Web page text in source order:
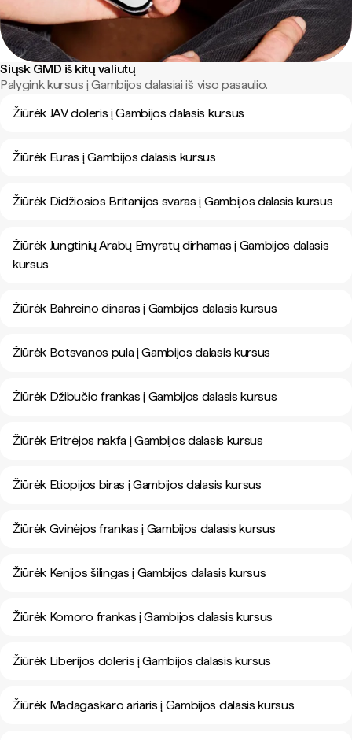
Siųsk GMD iš kitų valiutų
Palygink kursus į Gambijos dalasiai iš viso pasaulio.
Žiūrėk JAV doleris į Gambijos dalasis kursus
Žiūrėk Euras į Gambijos dalasis kursus
Žiūrėk Didžiosios Britanijos svaras į Gambijos dalasis kursus
Žiūrėk Jungtinių Arabų Emyratų dirhamas į Gambijos dalasis
kursus
Žiūrėk Bahreino dinaras į Gambijos dalasis kursus
Žiūrėk Botsvanos pula į Gambijos dalasis kursus
Žiūrėk Džibučio frankas į Gambijos dalasis kursus
Žiūrėk Eritrėjos nakfa į Gambijos dalasis kursus
Žiūrėk Etiopijos biras į Gambijos dalasis kursus
Žiūrėk Gvinėjos frankas į Gambijos dalasis kursus
Žiūrėk Kenijos šilingas į Gambijos dalasis kursus
Žiūrėk Komoro frankas į Gambijos dalasis kursus
Žiūrėk Liberijos doleris į Gambijos dalasis kursus
Žiūrėk Madagaskaro ariaris į Gambijos dalasis kursus